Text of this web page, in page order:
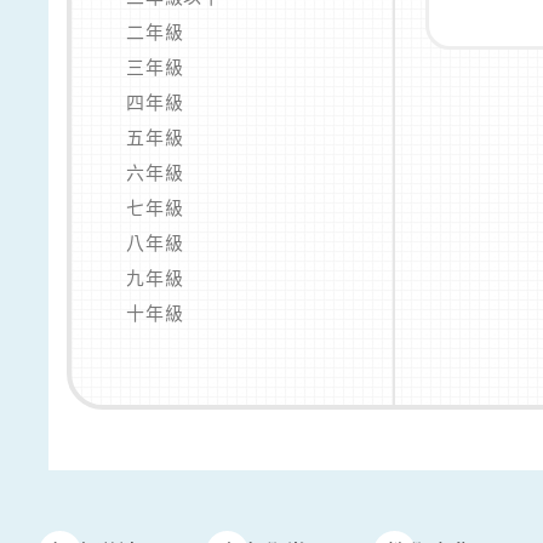
二年級
三年級
四年級
五年級
六年級
七年級
八年級
九年級
十年級